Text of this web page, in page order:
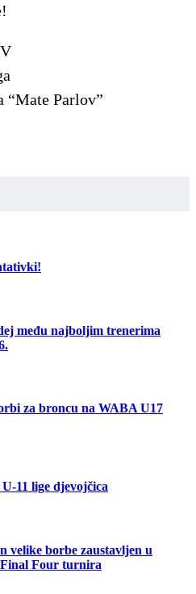
“Mate Parlov”
među najboljim trenerima
za broncu na WABA U17
11 lige djevojčica
velike borbe zaustavljen u
Four turnira